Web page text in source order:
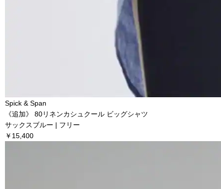
Spick & Span
《追加》 80リネンカシュクール ビッグシャツ
サックスブルー | フリー
￥15,400